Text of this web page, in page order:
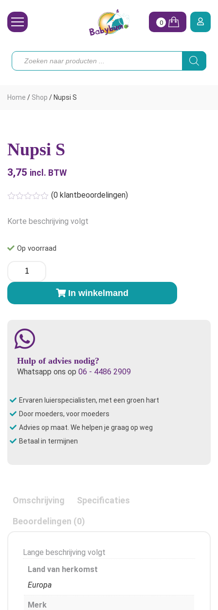
Toebehoren
Onze merken
Hoe begin ik?
0
Producten
zoeken
Home / Shop / Nupsi S
Nupsi S
3,75 incl. BTW
(0 klantbeoordelingen)
Korte beschrijving volgt
Op voorraad
Nupsi
aantal
In winkelmand
Hulp of advies nodig?
Whatsapp ons op 06 - 4486 2909
Ervaren luierspecialisten, met een groen hart
Door moeders, voor moeders
Advies op maat. We helpen je graag op weg
Betaal in termijnen
Omschrijving Specificaties
Beoordelingen (0)
Lange beschrijving volgt
Land van herkomst
Europa
Merk